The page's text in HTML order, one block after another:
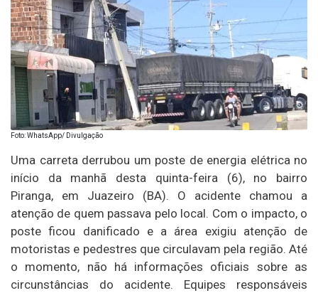
Foto: WhatsApp/ Divulgação
Uma carreta derrubou um poste de energia elétrica no
início da manhã desta quinta-feira (6), no bairro
Piranga, em Juazeiro (BA). O acidente chamou a
atenção de quem passava pelo local. Com o impacto, o
poste ficou danificado e a área exigiu atenção de
motoristas e pedestres que circulavam pela região. Até
o momento, não há informações oficiais sobre as
circunstâncias do acidente. Equipes responsáveis